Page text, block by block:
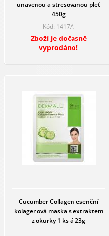
unavenou a stresovanou pleť
450g
Kód: 1417A
Zboží je dočasně
vyprodáno!
Cucumber Collagen esenční
kolagenová maska s extraktem
z okurky 1 ks á 23g